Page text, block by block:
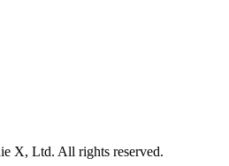
X, Ltd. All rights reserved.